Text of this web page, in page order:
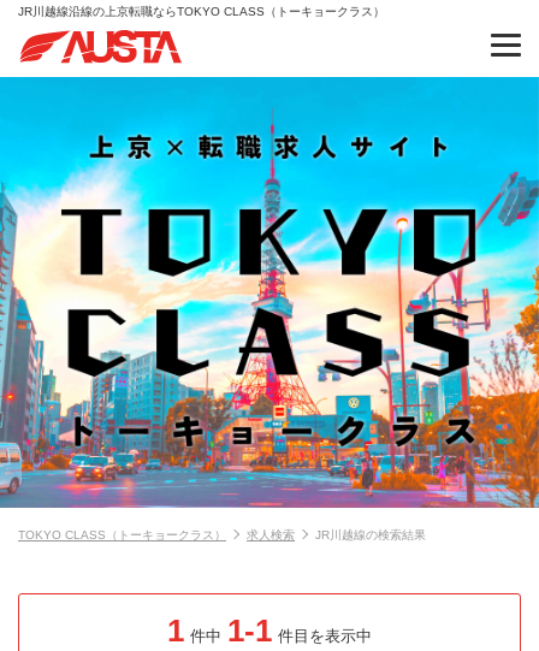
JR川越線沿線の上京転職ならTOKYO CLASS（トーキョークラス）
TOKYO CLASS（トーキョークラス） 求人検索 JR川越線の検索結果
1 件中 1-1 件目を表示中